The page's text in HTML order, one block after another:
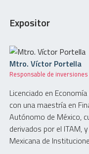
Expositor
Mtro. Víctor Portella
Responsable de
Licenciado en
con una maestría en
Autónomo de México,
derivados por el ITAM,
Mexicana de